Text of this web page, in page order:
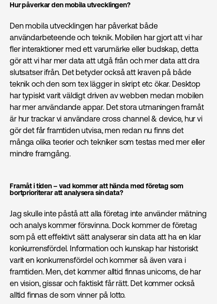
Hur påverkar den mobila utvecklingen?
Den mobila utvecklingen har påverkat både
användarbeteende och teknik. Mobilen har gjort att vi har
fler interaktioner med ett varumärke eller budskap, detta
gör att vi har mer data att utgå från och mer data att dra
slutsatser ifrån. Det betyder också att kraven på både
teknik och den som tex lägger in skript etc ökar. Desktop
har typiskt varit väldigt driven av webben medan mobilen
har mer användande appar. Det stora utmaningen framåt
är hur trackar vi användare cross channel & device, hur vi
gör det får framtiden utvisa, men redan nu finns det
många olika teorier och tekniker som testas med mer eller
mindre framgång.
Framåt i tiden – vad kommer att hända med företag som
bortprioriterar att analysera sin data?
Jag skulle inte påstå att alla företag inte använder mätning
och analys kommer försvinna. Dock kommer de företag
som på ett effektivt sätt analyserar sin data att ha en klar
konkurrensfördel. Information och kunskap har historiskt
varit en konkurrensfördel och kommer så även vara i
framtiden. Men, det kommer alltid finnas unicorns, de har
en vision, gissar och faktiskt får rätt. Det kommer också
alltid finnas de som vinner på lotto.